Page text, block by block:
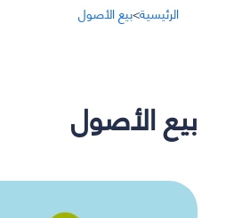
الرئيسية>بيع الأصول
بيع الأصول